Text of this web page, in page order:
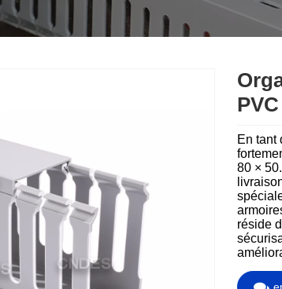
فارسی
नेपाली
Euskal
Македонски
Română
En tant
80 ×
réside